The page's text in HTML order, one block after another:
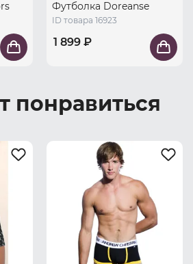
Футболка Doreanse
ID товара 16923
1 899 ₽
понравиться